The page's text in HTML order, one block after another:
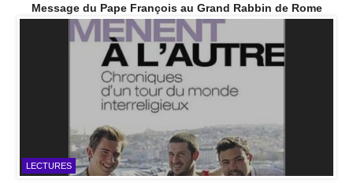
Message du Pape François au Grand Rabbin de Rome
LECTURES